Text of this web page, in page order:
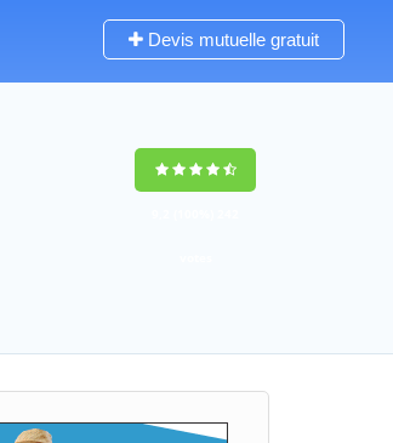
Devis mutuelle gratuit